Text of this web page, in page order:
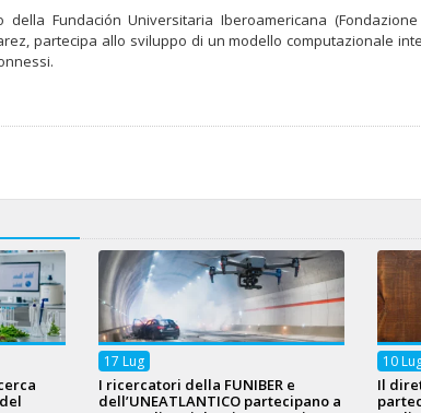
Fundación Universitaria Iberoamericana
partecipa allo sviluppo di un modello computazionale
17 Lug
I ricercatori della FUNIBER e
dell’UNEATLANTICO partecipano a
10
Il